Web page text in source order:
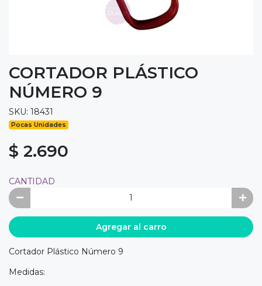
CORTADOR PLÁSTICO
NÚMERO 9
SKU: 18431
Pocas Unidades
$ 2.690
CANTIDAD
Agregar al carro
Cortador Plástico Número 9
Medidas: